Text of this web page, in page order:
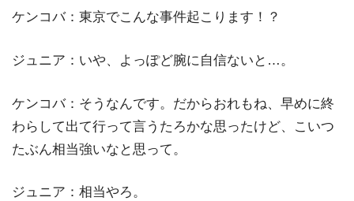
ケンコバ：東京でこんな事件起こります！？
ジュニア：いや、よっぽど腕に自信ないと…。
ケンコバ：そうなんです。だからおれもね、早めに終
わらして出て行って言うたろかな思ったけど、こいつ
たぶん相当強いなと思って。
ジュニア：相当やろ。